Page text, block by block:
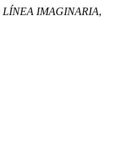
LÍNEA IMAGINARIA,